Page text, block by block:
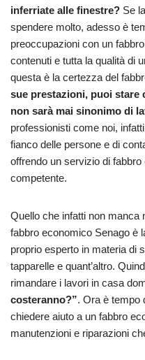
inferriate alle finestre? Se
spendere molto, adesso è
preoccupazioni con un
contenuti e tutta la qualità di
questa è la certezza del
sue prestazioni, puoi stare
non sarà mai sinonimo di
professionisti come noi,
fianco delle persone e di
offrendo un servizio di
competente.
Quello che infatti non manca
fabbro economico Senago è
proprio esperto in materia di
tapparelle e quant’altro.
rimandare i lavori in casa
costeranno?”. Ora è tempo
chiedere aiuto a un fabbro
manutenzioni e riparazioni